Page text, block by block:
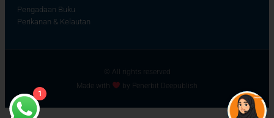
Pengadaan Buku
Perikanan & Kelautan
© All rights reserved
Made with
by Penerbit Deepublish
1